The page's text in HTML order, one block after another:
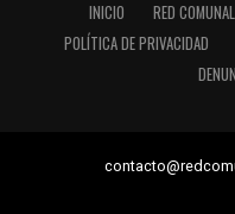
INICIO RED
POLÍTICA DE PRIVACIDAD